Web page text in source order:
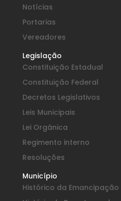
Notícias
Portarias
Vereadores
Legislação
Constituição Estadual
Constituição Federal
Decretos Legislativos
Leis Municipais
Lei Orgânica
Regimento interno
Resoluções
Município
Histórico da Emancipação